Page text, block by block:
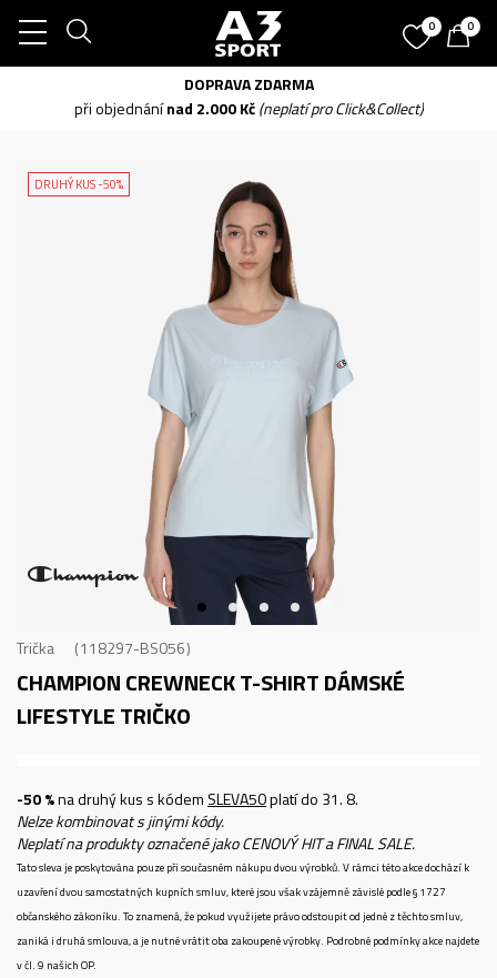
0 0
DOPRAVA ZDARMA
při objednánínad 2.000 Kč(neplatí pro Click&Collect)
DRUHÝ KUS -50%
Trička 118297-BS056
CHAMPION CREWNECK T-SHIRTDÁMSKÉ
LIFESTYLE TRIČKO
-50 %na druhý kus s kódem SLEVA50platí do 31. 8.
Nelze kombinovat s jinými kódy.
Neplatí na produkty označené jako CENOVÝ HIT a FINAL SALE.
Tato sleva je poskytována pouze při současném nákupu dvou výrobků. V rámci této akce dochází k
uzavření dvou samostatných kupních smluv, které jsou však vzájemně závislé podle § 1727
občanského zákoníku. To znamená, že pokud využijete právo odstoupit od jedné z těchto smluv,
zaniká i druhá smlouva, a je nutné vrátit oba zakoupené výrobky. Podrobné podmínky akce najdete
v čl. 9 našich OP.